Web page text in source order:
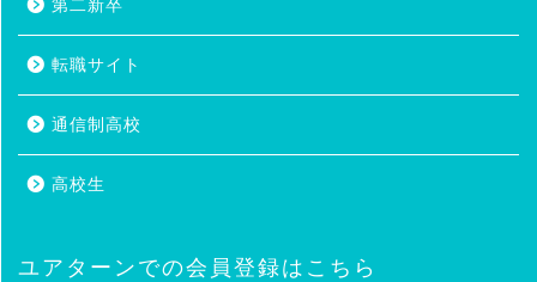
第二新卒
転職サイト
通信制高校
高校生
ユアターンでの会員登録はこちら